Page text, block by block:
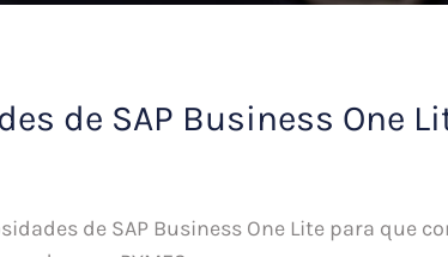
de SAP Business One
de SAP Business One Lite para que